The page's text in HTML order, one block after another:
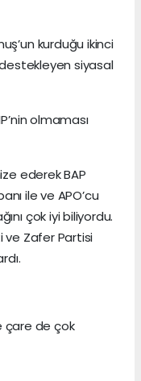
kurduğu ikinci
destekleyen siyasal
olmaması
ederek BAP
ile ve APO’cu
çok iyi biliyordu.
ve Zafer Partisi
çare de çok